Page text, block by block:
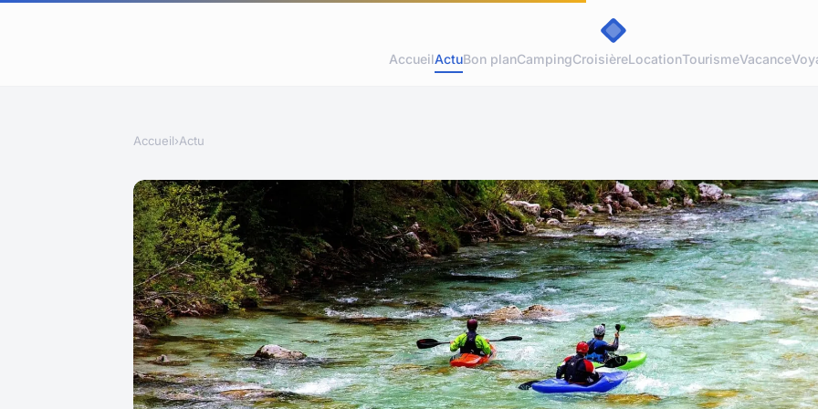
AccueilActuBon planCampingCroisièreLocationTourismeVacance
Accueil›Actu